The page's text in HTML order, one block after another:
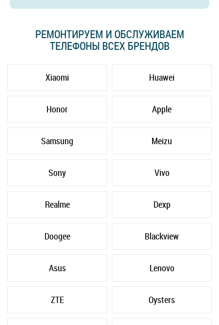
РЕМОНТИРУЕМ И ОБСЛУЖИВАЕМ
ТЕЛЕФОНЫ ВСЕХ БРЕНДОВ
Xiaomi Huawei
Honor Apple
Samsung Meizu
Sony Vivo
Realme Dexp
Doogee Blackview
Asus Lenovo
ZTE Oysters